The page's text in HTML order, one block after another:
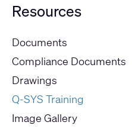
Resources
Documents
Compliance Documents
Drawings
Q-SYS Training
Image Gallery